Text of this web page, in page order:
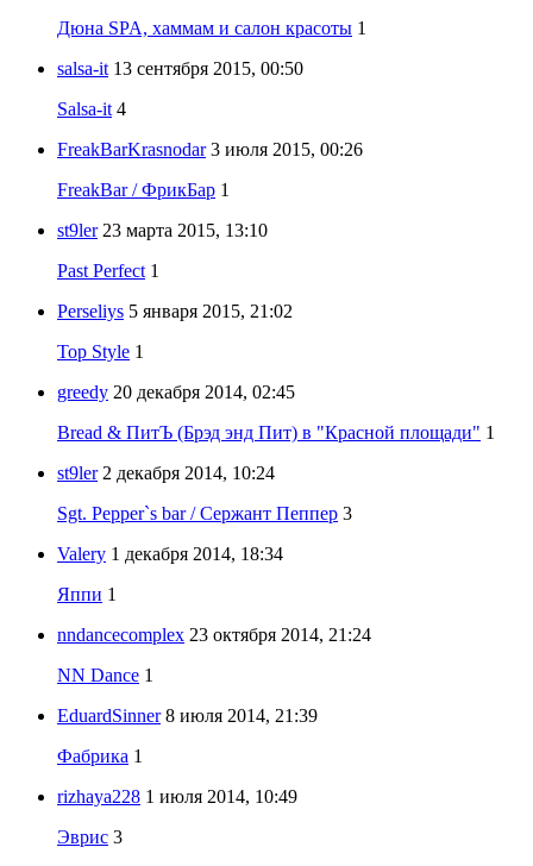
Дюна SPA, хаммам и салон красоты 1
salsa-it 13 сентября 2015, 00:50
Salsa-it 4
FreakBarKrasnodar 3 июля 2015, 00:26
FreakBar / ФрикБар 1
st9ler 23 марта 2015, 13:10
Past Perfect 1
Perseliys 5 января 2015, 21:02
Top Style 1
greedy 20 декабря 2014, 02:45
Bread & ПитЪ (Брэд энд Пит) в "Красной площади" 1
st9ler 2 декабря 2014, 10:24
Sgt. Pepper`s bar / Сержант Пеппер 3
Valery 1 декабря 2014, 18:34
Яппи 1
nndancecomplex 23 октября 2014, 21:24
NN Dance 1
EduardSinner 8 июля 2014, 21:39
Фабрика 1
rizhaya228 1 июля 2014, 10:49
Эврис 3